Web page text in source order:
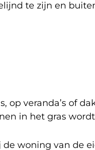
te zijn en
op veranda’s of
in het gras
woning van de